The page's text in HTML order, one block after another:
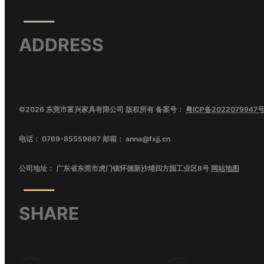
ADDRESS
©2026 东莞市富兴家具有限公司 版权所有 备案号： 粤ICP备2022079947号
电话： 0769-85559667 邮箱： anna@fxjj.cn
公司地址： 广东省东莞市虎门镇怀德新沙埔四方园工业区8号 网站地图
SHARE